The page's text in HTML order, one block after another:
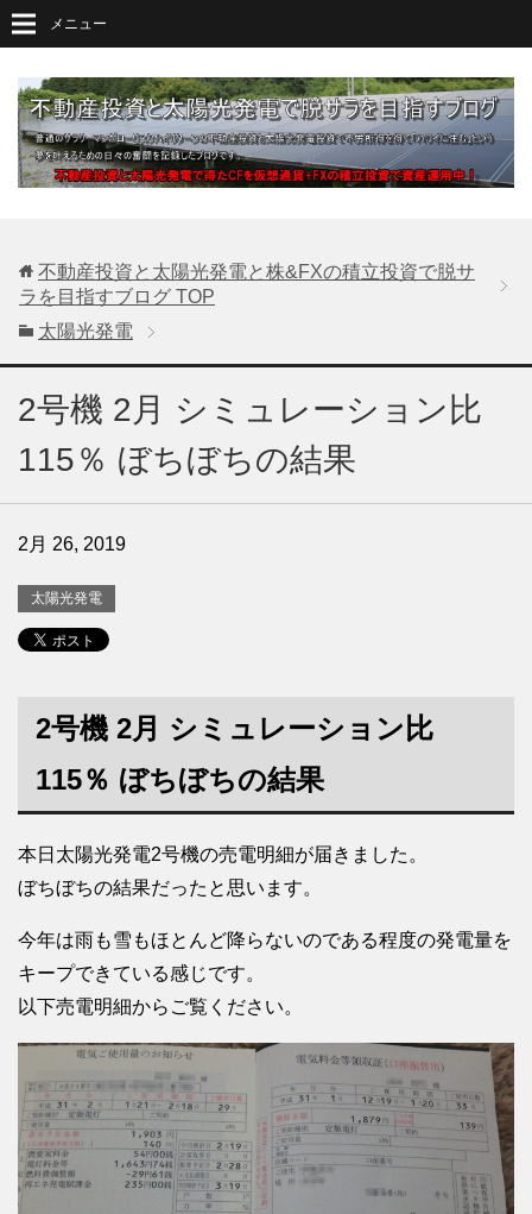
メニュー
不動産投資と太陽光発電と株&FXの積立投資で脱サ
ラを目指すブログ TOP
太陽光発電
2号機 2月 シミュレーション比
115％ ぼちぼちの結果
2月 26, 2019
太陽光発電
2号機 2月 シミュレーション比
115％ ぼちぼちの結果
本日太陽光発電2号機の売電明細が届きました。
ぼちぼちの結果だったと思います。
今年は雨も雪もほとんど降らないのである程度の発電量を
キープできている感じです。
以下売電明細からご覧ください。